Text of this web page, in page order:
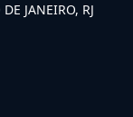
JANEIRO, RJ